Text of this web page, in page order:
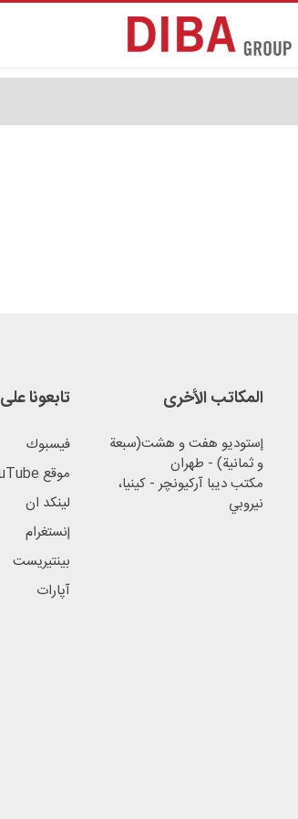
المکاتب الأخرى
إستودیو هفت و هشت(سبعة
و ثمانية) - طهران
مكتب دیبا آرکیونچر - كينيا،
نيروبي
تابعونا علی
فيسبوك
موقع YouTube
لینکد ان
إنستغرام
بينتيريست
آپارات